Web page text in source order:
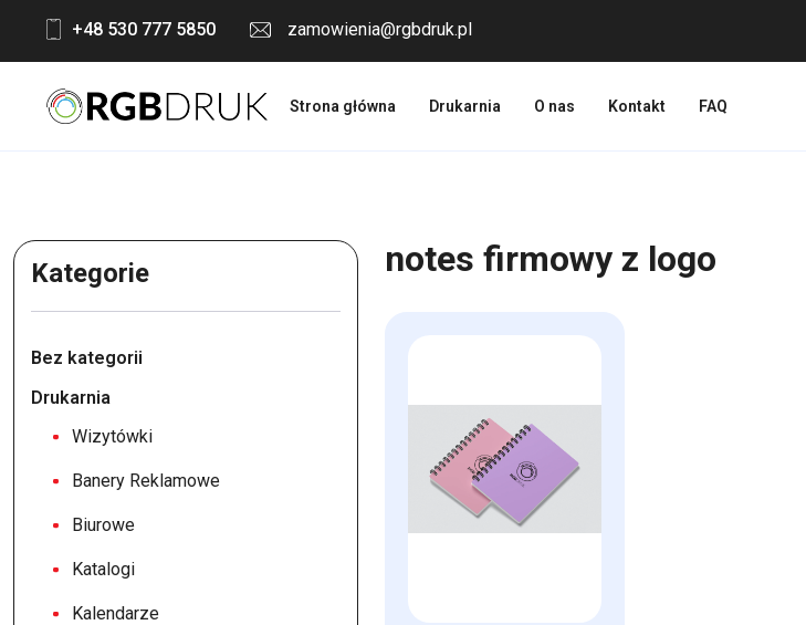
content
+48 530 777 5850 zamowienia@rgbdruk.pl
Strona główna Drukarnia O nas Kontakt FAQ
Kategorie
Bez kategorii
Drukarnia
Wizytówki
Banery Reklamowe
Biurowe
Katalogi
Kalendarze
notes firmowy z logo